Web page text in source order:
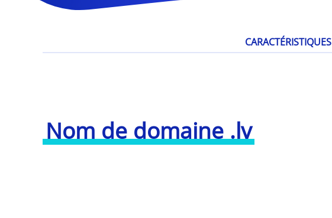
CARACTÉRISTIQUES
Nom de domaine .lv